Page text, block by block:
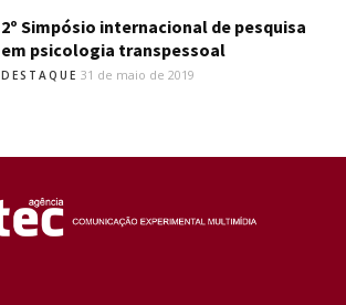
2º Simpósio internacional de pesquisa
em psicologia transpessoal
DESTAQUE 31 de maio de 2019